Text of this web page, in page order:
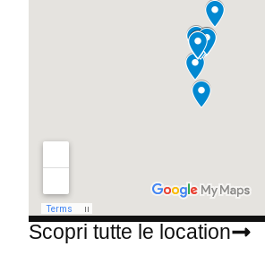
Scopri tutte le location